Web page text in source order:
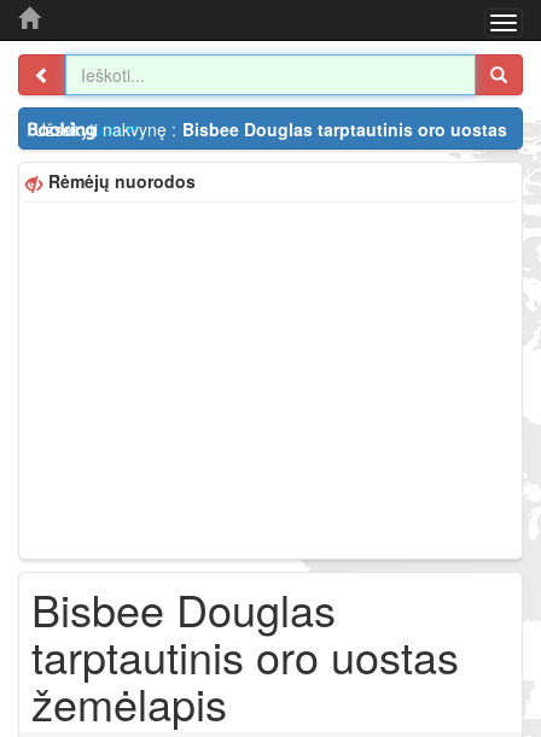
Užsakyti nakvynę : Bisbee Douglas tarptautinis oro uostas
Rėmėjų nuorodos
Bisbee Douglas
tarptautinis oro uostas
žemėlapis